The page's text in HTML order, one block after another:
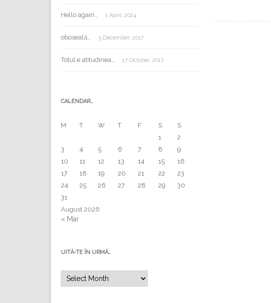
Hello again… 1 April, 2024
oboseală… 5 December, 2017
Totul e atitudinea… 17 October, 2017
CALENDAR…
August 2026
M T W T F S
S
1
2
3
4 5 6 7 8
9
10
11 12 13 14 15
16
17
18 19 20 21 22
23
24
25 26 27 28 29
30
31
« Mar
UITĂ-TE ÎN URMĂ…
în